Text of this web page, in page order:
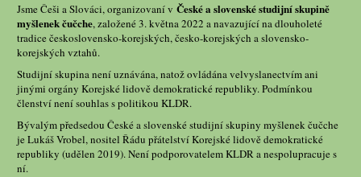
Jsme Češi a Slováci, organizovaní v České a slovenské studijní skupině
myšlenek čučche, založené 3. května 2022 a navazující na dlouholeté
tradice československo-korejských, česko-korejských a slovensko-
korejských vztahů.
Studijní skupina není uznávána, natož ovládána velvyslanectvím ani
jinými orgány Korejské lidově demokratické republiky. Podmínkou
členství není souhlas s politikou KLDR.
Bývalým předsedou České a slovenské studijní skupiny myšlenek čučche
je Lukáš Vrobel, nositel Řádu přátelství Korejské lidově demokratické
republiky (udělen 2019). Není podporovatelem KLDR a nespolupracuje s
ní.